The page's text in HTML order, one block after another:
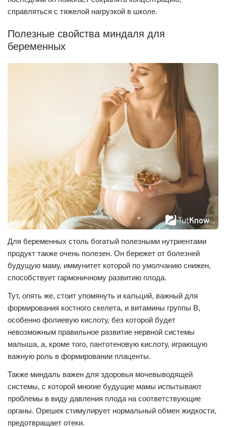
справляться с тяжелой нагрузкой в школе.
Полезные свойства миндаля для
беременных
Для беременных столь богатый полезными нутриентами
продукт также очень полезен. Он бережет от болезней
будущую маму, иммунитет которой по умолчанию снижен,
способствует гармоничному развитию плода.
Тут, опять же, стоит упомянуть и кальций, важный для
формирования костного скелета, и витамины группы В,
особенно фолиевую кислоту, без которой будет
невозможным правильное развитие нервной системы
малыша, а, кроме того, пантотеновую кислоту, играющую
важную роль в формировании плаценты.
Также миндаль важен для здоровья мочевыводящей
системы, с которой многие будущие мамы испытывают
проблемы в виду давления плода на соответствующие
органы. Орешек стимулирует нормальный обмен жидкости,
предотвращает отеки.